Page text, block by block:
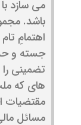
می ­سازد
باشد.
اهتمامِ
جسته و
تضمینی را
ه­ای که
مقتضیات
مسائل